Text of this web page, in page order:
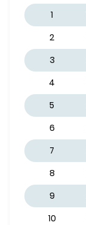
1
2
3
4
5
6
7
8
9
10